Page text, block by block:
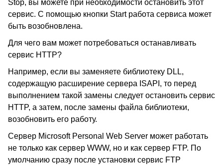
Stop, вы можете при необходимости остановить этот
сервис. С помощью кнопки Start работа сервиса может
быть возобновлена.
Для чего вам может потребоваться останавливать
сервис HTTP?
Например, если вы заменяете библиотеку DLL,
содержащую расширение сервера ISAPI, то перед
выполнением такой замены следует остановить сервис
HTTP, а затем, после замены файла библиотеки,
возобновить его работу.
Сервер Microsoft Personal Web Server может работать
не только как сервер WWW, но и как сервер FTP. По
умолчанию сразу после установки сервис FTP